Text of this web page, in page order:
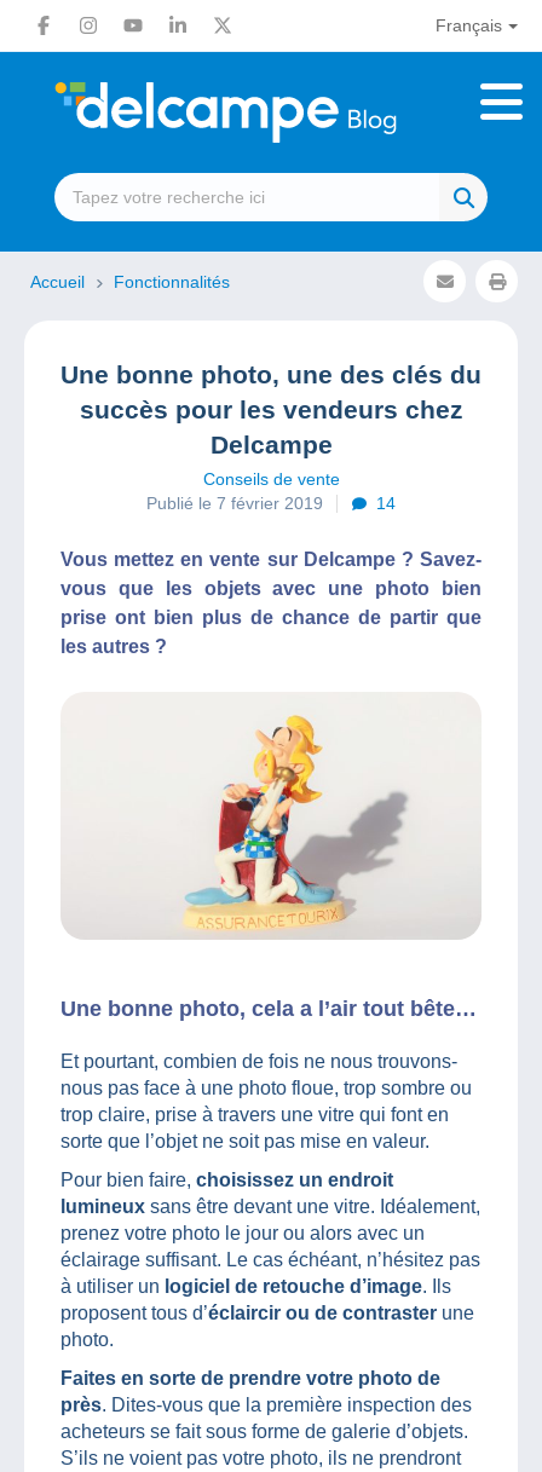
Français
Accueil Fonctionnalités
Une bonne photo, une des clés du
succès pour les vendeurs chez
Delcampe
Conseils de vente
Publié le 7 février 2019
14
Vous mettez en vente sur Delcampe ? Savez-
vous que les objets avec une photo bien
prise ont bien plus de chance de partir que
les autres ?
Une bonne photo, cela a l’air tout bête…
Et pourtant, combien de fois ne nous trouvons-
nous pas face à une photo floue, trop sombre ou
trop claire, prise à travers une vitre qui font en
sorte que l’objet ne soit pas mise en valeur.
Pour bien faire, choisissez un endroit
lumineux sans être devant une vitre. Idéalement,
prenez votre photo le jour ou alors avec un
éclairage suffisant. Le cas échéant, n’hésitez pas
à utiliser un logiciel de retouche d’image. Ils
proposent tous d’éclaircir ou de contraster une
photo.
Faites en sorte de prendre votre photo de
près. Dites-vous que la première inspection des
acheteurs se fait sous forme de galerie d’objets.
S’ils ne voient pas votre photo, ils ne prendront